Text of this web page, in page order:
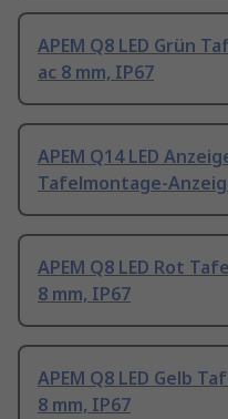
APEM Q8 LED Grün
ac 8 mm, IP67
APEM Q14 LED
Tafelmontage-
APEM Q8 LED Rot
8 mm, IP67
APEM Q8 LED Gelb
8 mm, IP67